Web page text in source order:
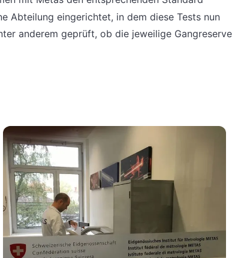
Abteilung eingerichtet, in dem diese Tests nun
anderem geprüft, ob die jeweilige Gangreserve